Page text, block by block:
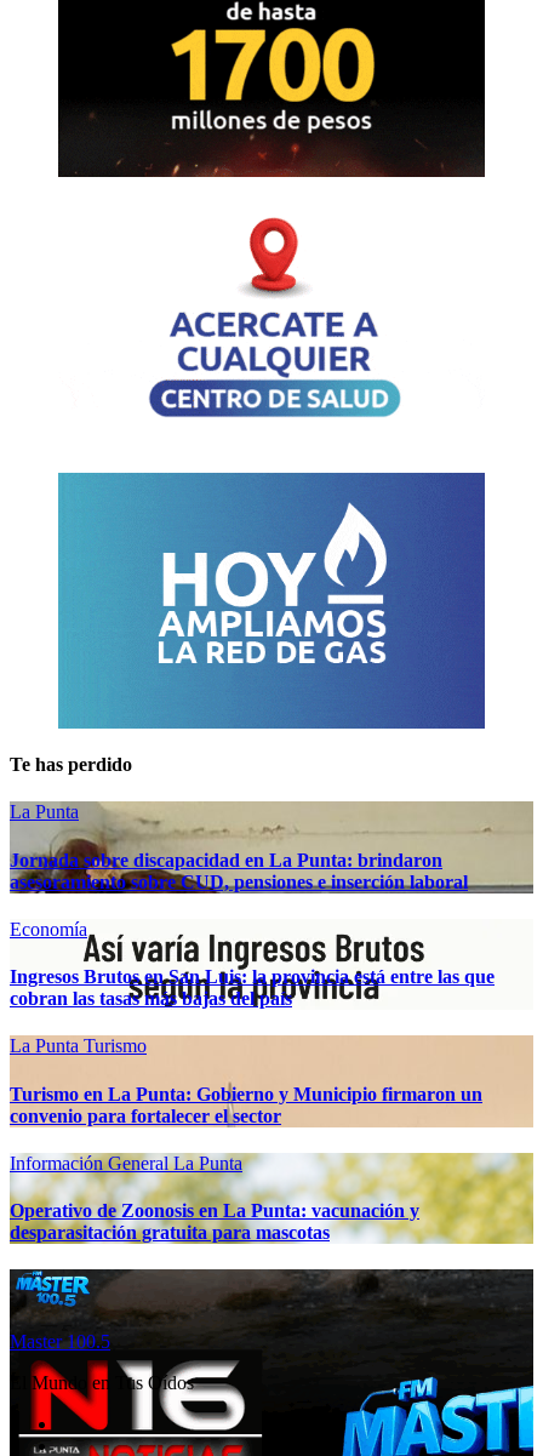
Te has perdido
La Punta
Jornada sobre discapacidad en La Punta: brindaron
asesoramiento sobre CUD, pensiones e inserción laboral
Economía
Ingresos Brutos en San Luis: la provincia está entre las que
cobran las tasas más bajas del país
La Punta Turismo
Turismo en La Punta: Gobierno y Municipio firmaron un
convenio para fortalecer el sector
Información GeneralLa Punta
Operativo de Zoonosis en La Punta: vacunación y
desparasitación gratuita para mascotas
Master 100.5
El Mundo en Tus Oídos